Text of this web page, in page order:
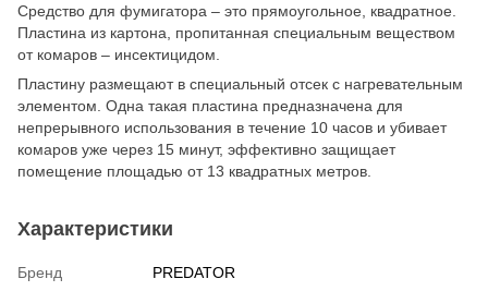
Средство для фумигатора – это прямоугольное, квадратное.
Пластина из картона, пропитанная специальным веществом
от комаров – инсектицидом.
Пластину размещают в специальный отсек с нагревательным
элементом. Одна такая пластина предназначена для
непрерывного использования в течение 10 часов и убивает
комаров уже через 15 минут, эффективно защищает
помещение площадью от 13 квадратных метров.
Характеристики
Бренд PREDATOR